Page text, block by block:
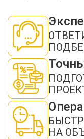
НА
персональных
персональных
конфиденциальности